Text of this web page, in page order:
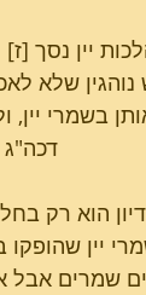
יין נסך [ז]
מהר"ש יש
בשמרי יין,
הוא רק
יין
שמרים אבל